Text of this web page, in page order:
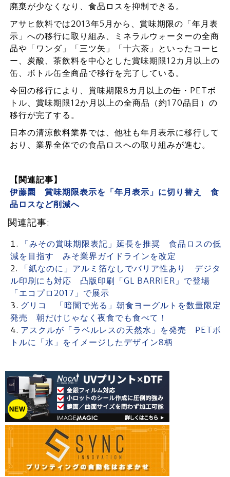
廃棄が少なくなり、食品ロスを抑制できる。
アサヒ飲料では2013年5月から、賞味期限の「年月表
示」への移行に取り組み、ミネラルウォーターの全商
品や「ワンダ」「三ツ矢」「十六茶」といったコーヒ
ー、炭酸、茶飲料を中心とした賞味期限12カ月以上の
缶、ボトル缶全商品で移行を完了している。
今回の移行により、賞味期限8カ月以上の缶・PETボ
トル、賞味期限12か月以上の全商品（約170品目）の
移行が完了する。
日本の清涼飲料業界では、他社も年月表示に移行して
おり、業界全体での食品ロスへの取り組みが進む。
【関連記事】
伊藤園 賞味期限表示を「年月表示」に切り替え 食
品ロスなど削減へ
関連記事:
「みその賞味期限表記」延長を推奨 食品ロスの低
減を目指す みそ業界ガイドラインを改定
「紙なのに」アルミ箔なしでバリア性あり デジタ
ル印刷にも対応 凸版印刷「GL BARRIER」で登場
「エコプロ2017」で展示
グリコ 「暗闇で光る」朝食ヨーグルトを数量限定
発売 朝だけじゃなく夜食でも食べて！
アスクルが「ラベルレスの天然水」を発売 PETボ
トルに「水」をイメージしたデザイン8柄